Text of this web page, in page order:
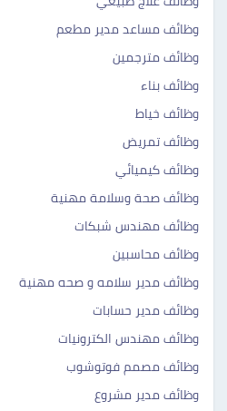
وظائف مساعد مدير مطعم
وظائف مترجمين
وظائف بناء
وظائف خياط
وظائف تمريض
وظائف كيميائي
وظائف صحة وسلامة مهنية
وظائف مهندس شبكات
وظائف محاسبين
وظائف مدير سلامه و صحه مهنية
وظائف مدير حسابات
وظائف مهندس الكترونيات
وظائف مصمم فوتوشوب
وظائف مدير مشروع